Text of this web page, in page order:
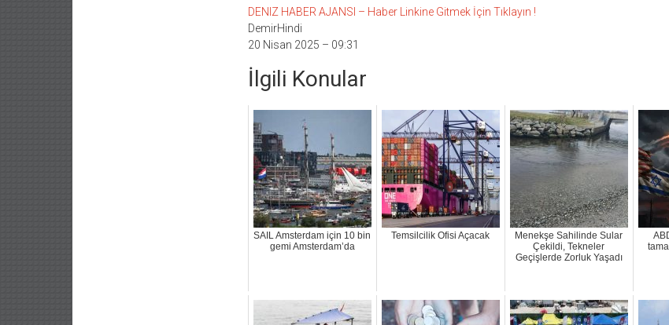
DENIZ HABER AJANSI – Haber Linkine Gitmek İçin Tıklayın !
DemirHindi
20 Nisan 2025 – 09:31
İlgili Konular
SAIL Amsterdam için 10 bin
gemi Amsterdam’da
Temsilcilik Ofisi Açacak
Menekşe Sahilinde Sular
Çekildi, Tekneler
Geçişlerde Zorluk Yaşadı